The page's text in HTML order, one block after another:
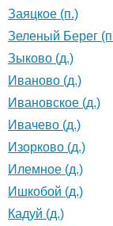
Заяцкое (п.)
Зеленый Берег
Зыково (д.)
Иваново (д.)
Ивановское (д.)
Ивачево (д.)
Изорково (д.)
Илемное (д.)
Ишкобой (д.)
Кадуй (д.)